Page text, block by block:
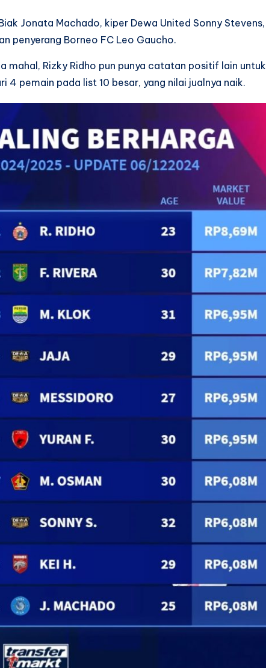
Jonata Machado, kiper Dewa United Sonny Stevens,
penyerang Borneo FC Leo Gaucho.
mahal, Rizky Ridho pun punya catatan positif lain untuk
4 pemain pada list 10 besar, yang nilai jualnya naik.